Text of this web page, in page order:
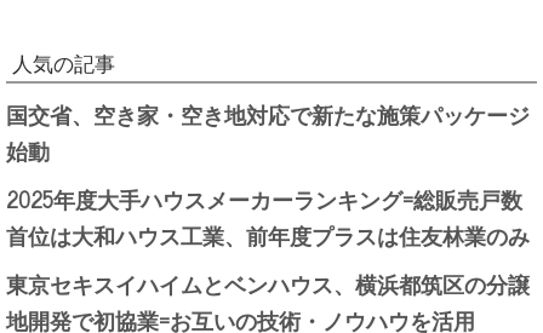
人気の記事
国交省、空き家・空き地対応で新たな施策パッケージ
始動
2025年度大手ハウスメーカーランキング=総販売戸数
首位は大和ハウス工業、前年度プラスは住友林業のみ
東京セキスイハイムとベンハウス、横浜都筑区の分譲
地開発で初協業=お互いの技術・ノウハウを活用